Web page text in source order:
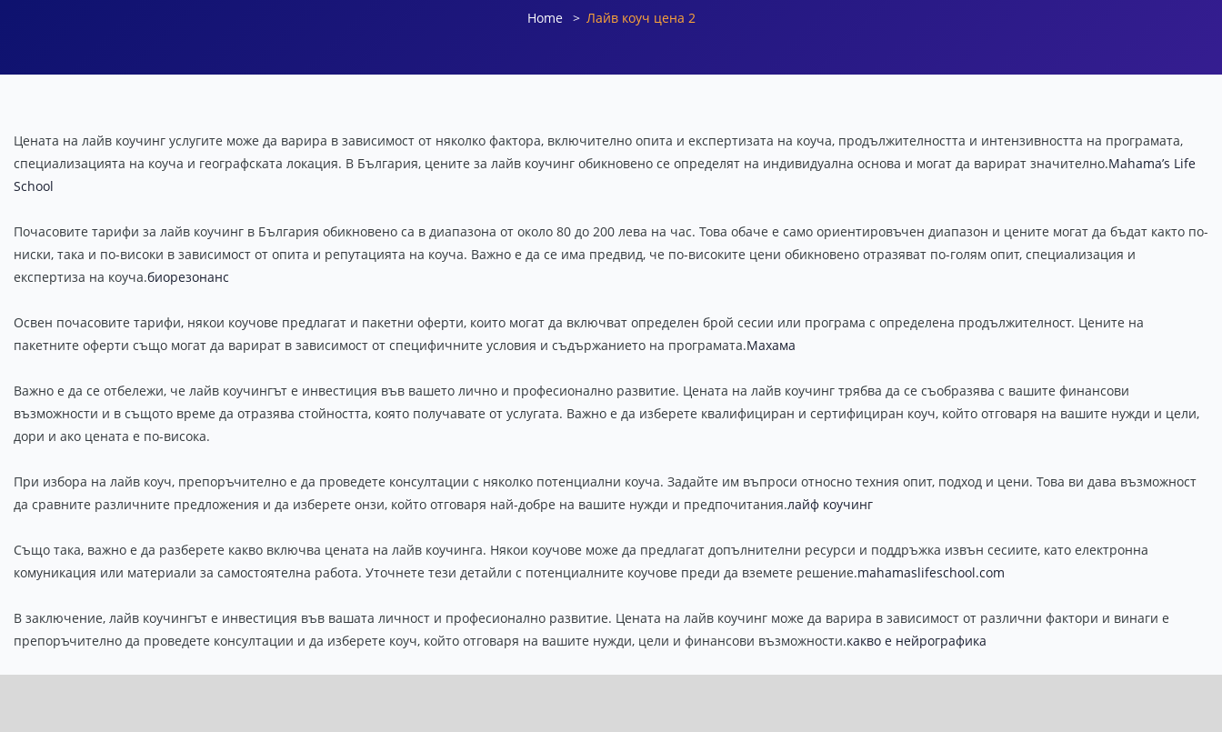
Home Лайв коуч цена 2
Цената на лайв коучинг услугите може да варира в зависимост от няколко фактора, включително опита и експертизата на коуча, продължителността и интензивността на програмата,
специализацията на коуча и географската локация. В България, цените за лайв коучинг обикновено се определят на индивидуална основа и могат да варират значително.Mahama’s Life
School
Почасовите тарифи за лайв коучинг в България обикновено са в диапазона от около 80 до 200 лева на час. Това обаче е само ориентировъчен диапазон и цените могат да бъдат както по-
ниски, така и по-високи в зависимост от опита и репутацията на коуча. Важно е да се има предвид, че по-високите цени обикновено отразяват по-голям опит, специализация и
експертиза на коуча.биорезонанс
Освен почасовите тарифи, някои коучове предлагат и пакетни оферти, които могат да включват определен брой сесии или програма с определена продължителност. Цените на
пакетните оферти също могат да варират в зависимост от специфичните условия и съдържанието на програмата.Махама
Важно е да се отбележи, че лайв коучингът е инвестиция във вашето лично и професионално развитие. Цената на лайв коучинг трябва да се съобразява с вашите финансови
възможности и в същото време да отразява стойността, която получавате от услугата. Важно е да изберете квалифициран и сертифициран коуч, който отговаря на вашите нужди и цели,
дори и ако цената е по-висока.
При избора на лайв коуч, препоръчително е да проведете консултации с няколко потенциални коуча. Задайте им въпроси относно техния опит, подход и цени. Това ви дава възможност
да сравните различните предложения и да изберете онзи, който отговаря най-добре на вашите нужди и предпочитания.лайф коучинг
Също така, важно е да разберете какво включва цената на лайв коучинга. Някои коучове може да предлагат допълнителни ресурси и поддръжка извън сесиите, като електронна
комуникация или материали за самостоятелна работа. Уточнете тези детайли с потенциалните коучове преди да вземете решение.mahamaslifeschool.com
В заключение, лайв коучингът е инвестиция във вашата личност и професионално развитие. Цената на лайв коучинг може да варира в зависимост от различни фактори и винаги е
препоръчително да проведете консултации и да изберете коуч, който отговаря на вашите нужди, цели и финансови възможности.какво е нейрографика